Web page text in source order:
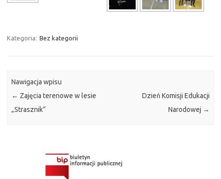
Kategoria: Bez kategorii
Nawigacja wpisu
← Zajęcia terenowe w lesie
„Strasznik”
Dzień Komisji Edukacji
Narodowej →